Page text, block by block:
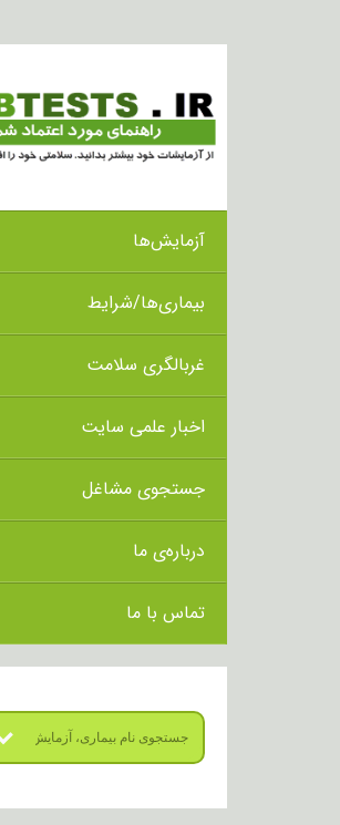
آزمایش‌ها
بیماری‌ها/شرایط
غربالگری سلامت
اخبار علمی سایت
جستجوی مشاغل
درباره‌ی ما
تماس با ما